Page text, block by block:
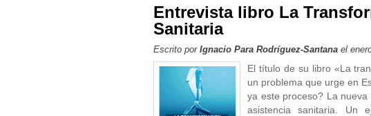
Entrevista libro La
Sanitaria
Escrito por Ignacio Para Rodríguez-Santana el
El título de su libro «La
un problema que urge en
ya este proceso? La
asistencia sanitaria. Un